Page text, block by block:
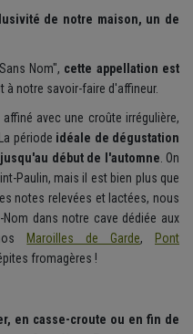
de notre maison, un de
Nom", cette appellation est
à notre savoir-faire d'affineur.
avec une croûte irrégulière,
période idéale de dégustation
début de l'automne. On
Paulin, mais il est bien plus que
notes relevées et lactées, nous
dans notre cave dédiée aux
Maroilles de Garde,
Pont
fromagères !
en casse-croute ou en fin de